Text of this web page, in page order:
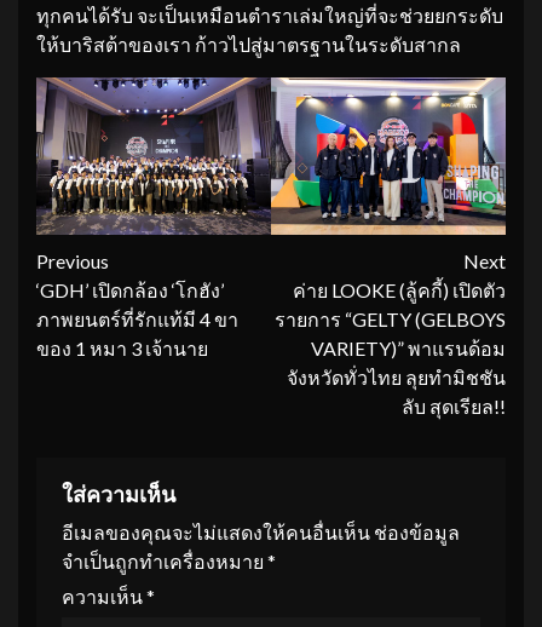
ทุกคนได้รับ จะเป็นเหมือนตำราเล่มใหญ่ที่จะช่วยยกระดับ
ให้บาริสต้าของเรา ก้าวไปสู่มาตรฐานในระดับสากล
Continue
Reading
Previous
‘GDH’ เปิดกล้อง ‘โกฮัง’
ภาพยนตร์ที่รักแท้มี 4 ขา
ของ 1 หมา 3 เจ้านาย
Next
ค่าย LOOKE (ลู้คกี้) เปิดตัว
รายการ “GELTY (GELBOYS
VARIETY)” พาแรนด้อม
จังหวัดทั่วไทย ลุยทำมิชชัน
ลับ สุดเรียล!!
ใส่ความเห็น
อีเมลของคุณจะไม่แสดงให้คนอื่นเห็น ช่องข้อมูล
จำเป็นถูกทำเครื่องหมาย *
ความเห็น*